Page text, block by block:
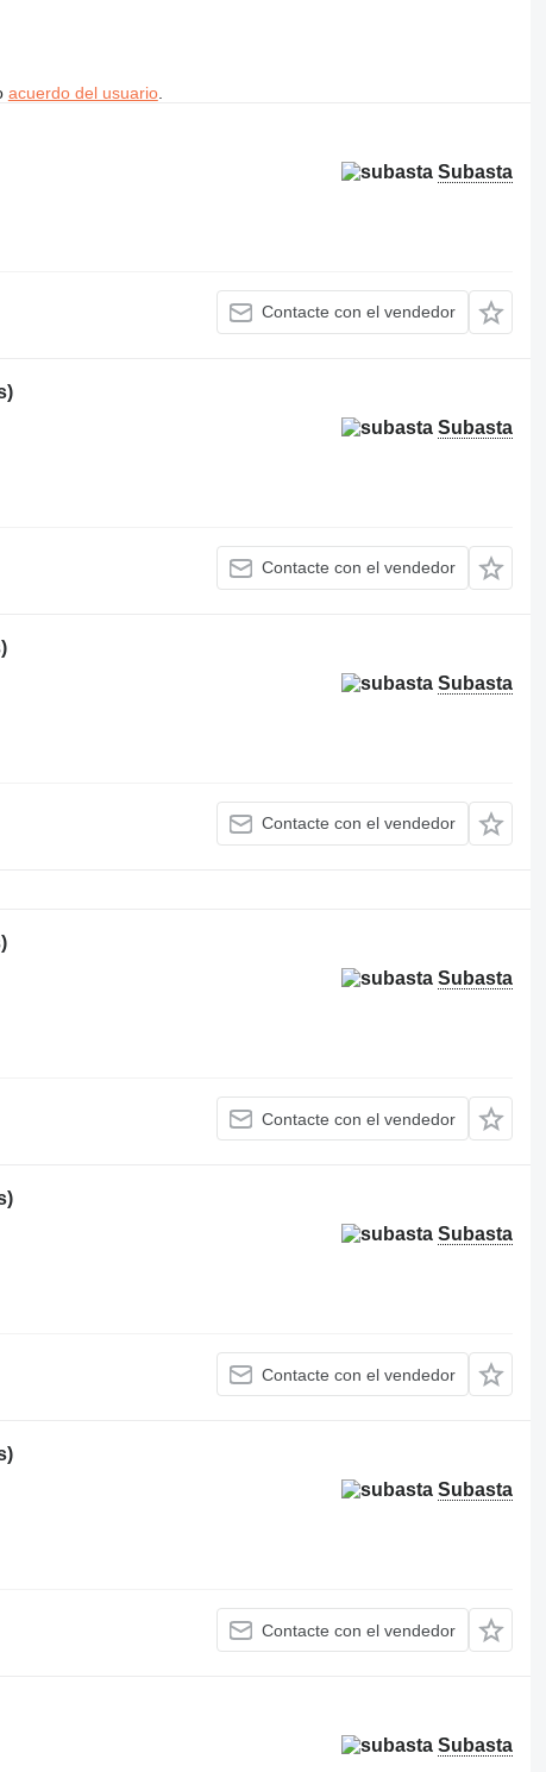
acuerdo del usuario.
Subasta
Contacte con el vendedor
Subasta
Contacte con el vendedor
Subasta
Contacte con el vendedor
Subasta
Contacte con el vendedor
Subasta
Contacte con el vendedor
Subasta
Contacte con el vendedor
Subasta